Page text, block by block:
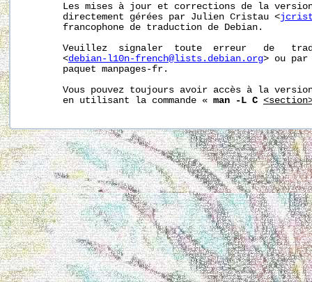
Les mises à jour et corrections de la
       directement gérées par Julien Cristau <
       francophone de traduction de Debian.
Veuillez  signaler  toute  erreur   de
       <
debian-l10n-french@lists.debian.org> ou par
       paquet manpages-fr.
Vous pouvez toujours avoir accès à la
       en utilisant la commande «
man -L C